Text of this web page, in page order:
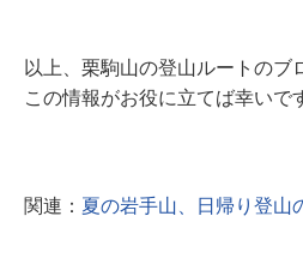
以上、栗駒山の登山ルートのブ
この情報がお役に立てば幸いで
関連： 夏の岩手山、日帰り登山